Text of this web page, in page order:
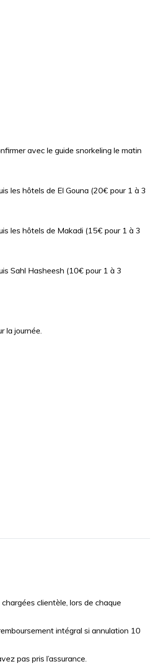
avec le guide snorkeling le matin
les hôtels de El Gouna (20€ pour 1 à 3
les hôtels de Makadi (15€ pour 1 à 3
Sahl Hasheesh (10€ pour 1 à 3
la journée.
clientèle, lors de chaque
intégral si annulation 10
pas pris l’assurance.